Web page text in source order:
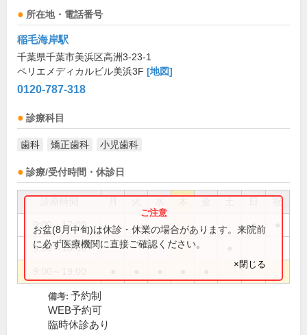
所在地・電話番号
稲毛海岸駅
千葉県千葉市美浜区高洲3-23-1
ペリエメディカルビル美浜3F [地図]
0120-787-318
診療科目
歯科 矯正歯科 小児歯科
診療/受付時間・休診日
祝
9:00～17:00 ●
9:00～18:00
お盆(8月中旬)は休診・休業の場合があります。来院前
に必ず医療機関に直接ご確認ください。
×閉じる
備考: 予約制
WEB予約可
臨時休診あり